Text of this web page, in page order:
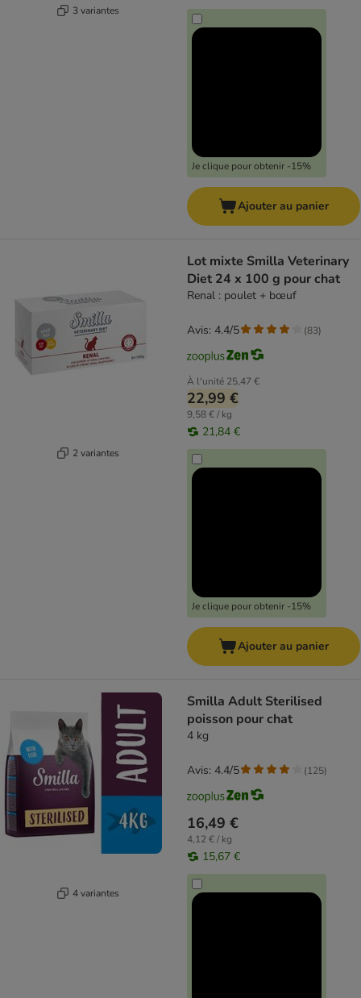
3 variantes
Je clique pour obtenir -15%
Ajouter au panier
2 variantes
Lot mixte Smilla Veterinary
Diet 24 x 100 g pour chat
Renal : poulet + bœuf
À l'unité 25,47 €
22,99 €
9,58 € / kg
21,84 €
Je clique pour obtenir -15%
Avis: 4.4/5 (83)
Ajouter au panier
4 variantes
Smilla Adult Sterilised
poisson pour chat
4 kg
16,49 €
4,12 € / kg
15,67 €
Avis: 4.4/5 (125)